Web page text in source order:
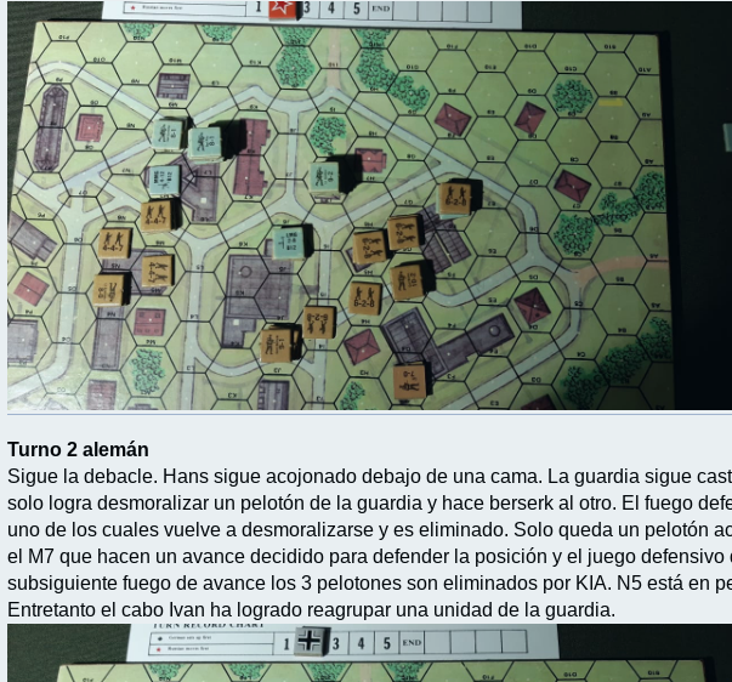
Turno 2 alemán
Sigue la debacle. Hans sigue acojonado debajo de una cama. La guardia sigue
solo logra desmoralizar un pelotón de la guardia y hace berserk al otro. El fuego
uno de los cuales vuelve a desmoralizarse y es eliminado. Solo queda un pelotón
el M7 que hacen un avance decidido para defender la posición y el juego defensivo
subsiguiente fuego de avance los 3 pelotones son eliminados por KIA. N5 está en
Entretanto el cabo Ivan ha logrado reagrupar una unidad de la guardia.